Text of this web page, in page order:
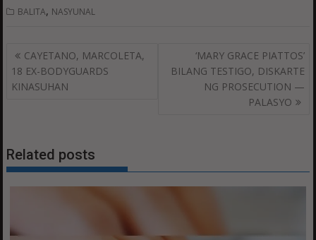
BALITA, NASYUNAL
Post
navigation
CAYETANO, MARCOLETA,
18 EX-BODYGUARDS
KINASUHAN
‘MARY GRACE PIATTOS’
BILANG TESTIGO, DISKARTE
NG PROSECUTION —
PALASYO
Related posts